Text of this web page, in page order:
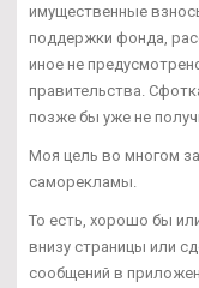
имущественные
поддержки фонда,
иное не
правительства.
позже бы уже не
Моя цель во многом
саморекламы.
То есть, хорошо бы
внизу страницы или
сообщений в